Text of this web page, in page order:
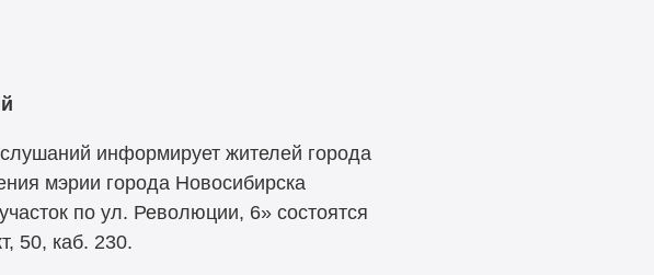
информирует жителей города
мэрии города Новосибирска
по ул. Революции, 6» состоятся
50, каб. 230.